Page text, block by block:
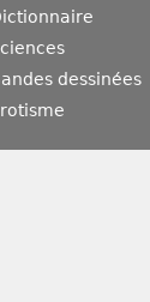
dessinées